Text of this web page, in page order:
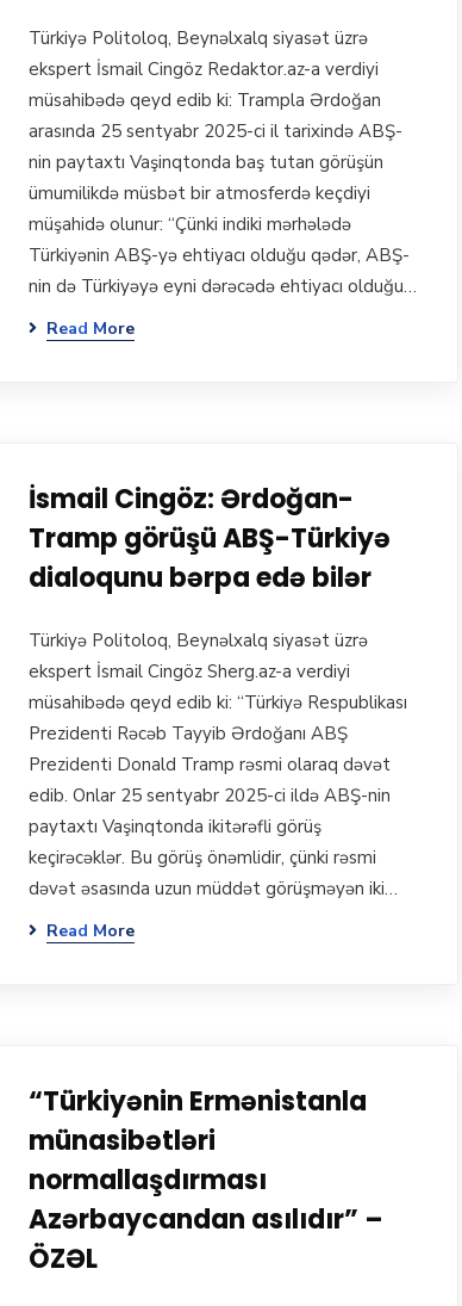
Türkiyə Politoloq, Beynəlxalq siyasət üzrə
ekspert İsmail Cingöz Redaktor.az-a verdiyi
müsahibədə qeyd edib ki: Trampla Ərdoğan
arasında 25 sentyabr 2025-ci il tarixində ABŞ-
nin paytaxtı Vaşinqtonda baş tutan görüşün
ümumilikdə müsbət bir atmosferdə keçdiyi
müşahidə olunur: “Çünki indiki mərhələdə
Türkiyənin ABŞ-yə ehtiyacı olduğu qədər, ABŞ-
nin də Türkiyəyə eyni dərəcədə ehtiyacı olduğu…
Read More
İsmail Cingöz: Ərdoğan-
Tramp görüşü ABŞ-Türkiyə
dialoqunu bərpa edə bilər
Türkiyə Politoloq, Beynəlxalq siyasət üzrə
ekspert İsmail Cingöz Sherg.az-a verdiyi
müsahibədə qeyd edib ki: “Türkiyə Respublikası
Prezidenti Rəcəb Tayyib Ərdoğanı ABŞ
Prezidenti Donald Tramp rəsmi olaraq dəvət
edib. Onlar 25 sentyabr 2025-ci ildə ABŞ-nin
paytaxtı Vaşinqtonda ikitərəfli görüş
keçirəcəklər. Bu görüş önəmlidir, çünki rəsmi
dəvət əsasında uzun müddət görüşməyən iki…
Read More
“Türkiyənin Ermənistanla
münasibətləri
normallaşdırması
Azərbaycandan asılıdır” –
ÖZƏL